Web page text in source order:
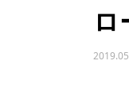
ロ